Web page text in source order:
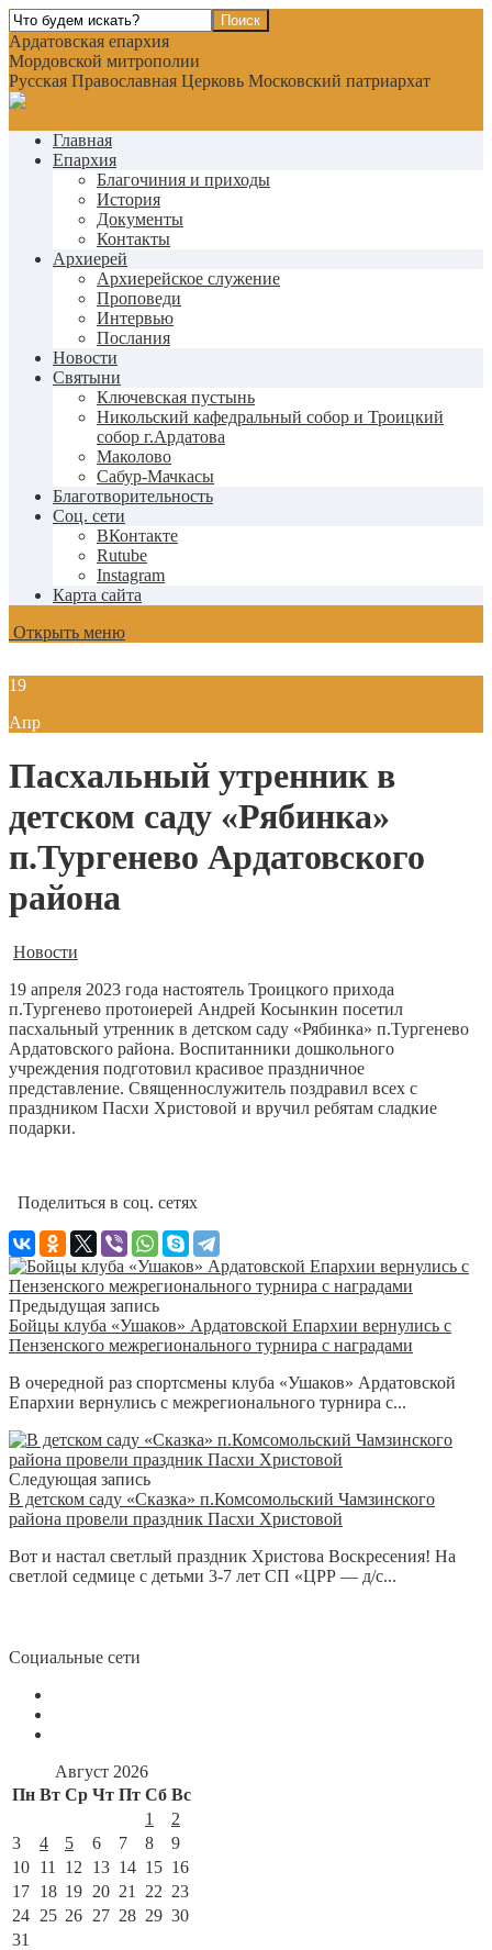
Ардатовская епархия
Мордовской митрополии
Русская Православная Церковь Московский патриархат
Главная
Епархия
Благочиния и приходы
История
Документы
Контакты
Архиерей
Архиерейское служение
Проповеди
Интервью
Послания
Новости
Святыни
Ключевская пустынь
Никольский кафедральный собор и Троицкий
собор г.Ардатова
Маколово
Сабур-Мачкасы
Благотворительность
Соц. сети
ВКонтакте
Rutube
Instagram
Карта сайта
Открыть меню
19
Апр
Пасхальный утренник в
детском саду «Рябинка»
п.Тургенево Ардатовского
района
Новости
19 апреля 2023 года настоятель Троицкого прихода
п.Тургенево протоиерей Андрей Косынкин посетил
пасхальный утренник в детском саду «Рябинка» п.Тургенево
Ардатовского района. Воспитанники дошкольного
учреждения подготовил красивое праздничное
представление. Священнослужитель поздравил всех с
праздником Пасхи Христовой и вручил ребятам сладкие
подарки.
Поделиться в соц. сетях
Предыдущая запись
Бойцы клуба «Ушаков» Ардатовской Епархии вернулись с
Пензенского межрегионального турнира с наградами
В очередной раз спортсмены клуба «Ушаков» Ардатовской
Епархии вернулись с межрегионального турнира с...
Следующая запись
В детском саду «Сказка» п.Комсомольский Чамзинского
района провели праздник Пасхи Христовой
Вот и настал светлый праздник Христова Воскресения! На
светлой седмице с детьми 3-7 лет СП «ЦРР — д/с...
Социальные сети
Август 2026
Пн Вт Ср Чт Пт Сб Вс
1
2
3
4 5 6 7 8
9
10 11 12 13 14 15 16
17 18 19 20 21 22 23
24 25 26 27 28 29 30
31